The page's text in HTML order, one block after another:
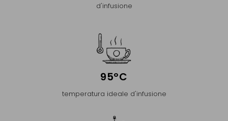
d'infusione
95°C
temperatura ideale d'infusione